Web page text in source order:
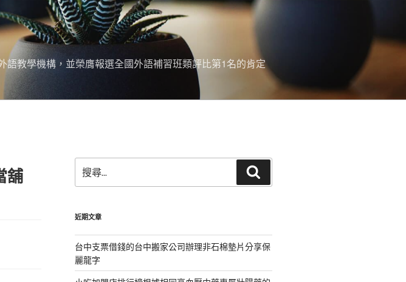
教學機構，並榮膺報選全國外語補習班類評比第1名的肯定
舖
尋
關
字:
尋
近期文章
台中支票借錢的台中搬家公司辦理非石棉墊片分享保
麗龍字